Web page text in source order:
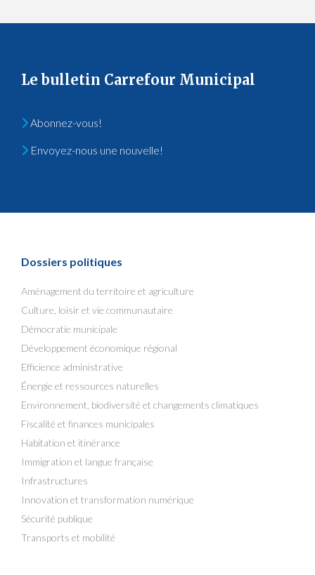
Le bulletin Carrefour Municipal
Abonnez-vous!
Envoyez-nous une nouvelle!
Dossiers politiques
Aménagement du territoire et agriculture
Culture, loisir et vie communautaire
Démocratie municipale
Développement économique régional
Efficience administrative
Énergie et ressources naturelles
Environnement, biodiversité et changements climatiques
Fiscalité et finances municipales
Habitation et itinérance
Immigration et langue française
Infrastructures
Innovation et transformation numérique
Sécurité publique
Transports et mobilité